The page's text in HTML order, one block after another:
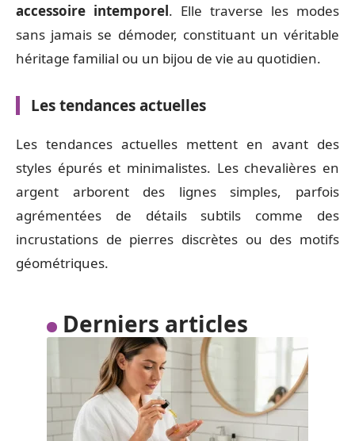
accessoire intemporel. Elle traverse les modes
sans jamais se démoder, constituant un véritable
héritage familial ou un bijou de vie au quotidien.
Les tendances actuelles
Les tendances actuelles mettent en avant des
styles épurés et minimalistes. Les chevalières en
argent arborent des lignes simples, parfois
agrémentées de détails subtils comme des
incrustations de pierres discrètes ou des motifs
géométriques.
Derniers articles